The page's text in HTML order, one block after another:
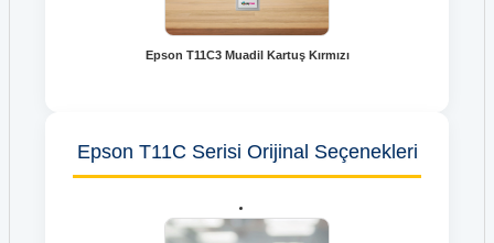
Epson T11C3 Muadil Kartuş Kırmızı
Epson T11C Serisi Orijinal Seçenekleri